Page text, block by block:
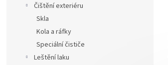
Čištění exteriéru
Skla
Kola a ráfky
Speciální čističe
Leštění laku